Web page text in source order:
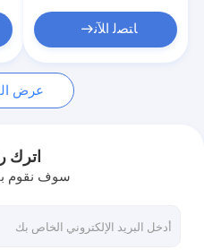
تتبع اسطوانة غاز البترول
نظام تتبع الاسطوانة
آلة تعبئة اسطوانة غاز
مقياس تعبئة الاسطوانة
ﺎﺘﺼﻟ ﺍﻶﻧ
عرض
اترك
سوف نقوم